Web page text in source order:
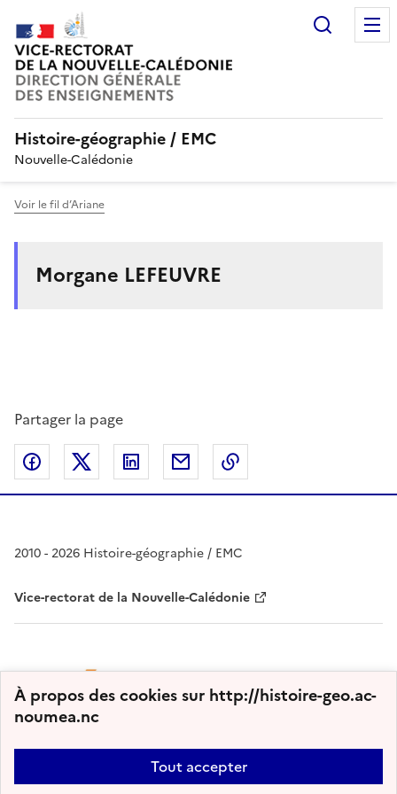
À propos des cookies sur http://histoire-geo.ac-
noumea.nc
Tout accepter
Histoire-géographie / EMC
Nouvelle-Calédonie
Voir le fil d’Ariane
Morgane LEFEUVRE
Partager la page
Partager sur Facebook
Partager sur Twitter
Partager sur LinkedIn
Partager par email
2010 - 2026 Histoire-géographie / EMC
Vice-rectorat de la Nouvelle-Calédonie
Plan du site Nous contacter Accessibilité : partiellement conforme